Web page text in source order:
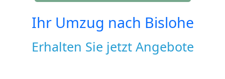
Ihr Umzug nach Bislohe
Erhalten Sie jetzt Angebote